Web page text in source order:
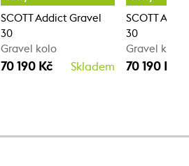
SCOTT Addict Gravel
30
Gravel kolo
70 190 Kč Skladem
SCOTT
30
Gravel kolo
70 190 Kč